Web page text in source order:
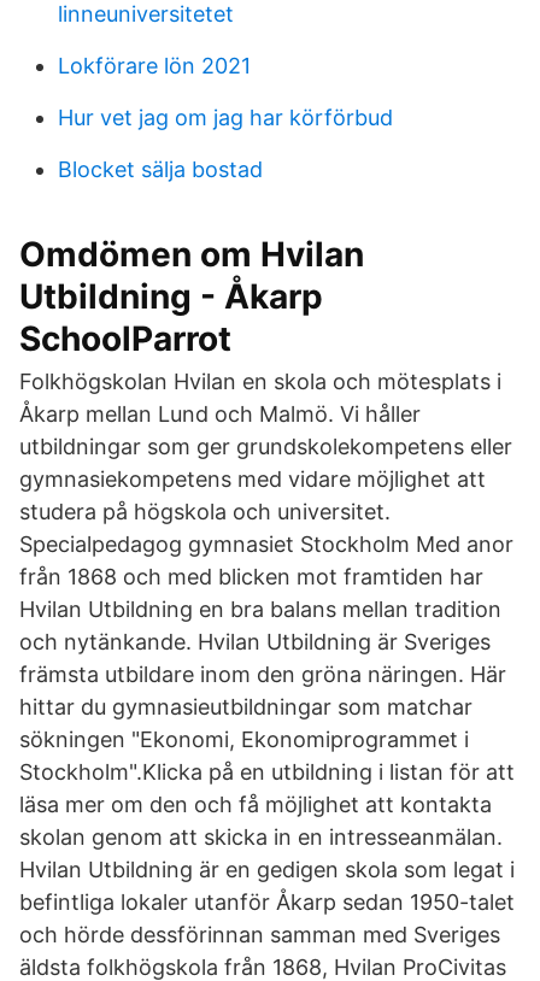
linneuniversitetet
Lokförare lön 2021
Hur vet jag om jag har körförbud
Blocket sälja bostad
Omdömen om Hvilan
Utbildning - Åkarp
SchoolParrot
Folkhögskolan Hvilan en skola och mötesplats i
Åkarp mellan Lund och Malmö. Vi håller
utbildningar som ger grundskolekompetens eller
gymnasiekompetens med vidare möjlighet att
studera på högskola och universitet.
Specialpedagog gymnasiet Stockholm Med anor
från 1868 och med blicken mot framtiden har
Hvilan Utbildning en bra balans mellan tradition
och nytänkande. Hvilan Utbildning är Sveriges
främsta utbildare inom den gröna näringen. Här
hittar du gymnasieutbildningar som matchar
sökningen "Ekonomi, Ekonomiprogrammet i
Stockholm".Klicka på en utbildning i listan för att
läsa mer om den och få möjlighet att kontakta
skolan genom att skicka in en intresseanmälan.
Hvilan Utbildning är en gedigen skola som legat i
befintliga lokaler utanför Åkarp sedan 1950-talet
och hörde dessförinnan samman med Sveriges
äldsta folkhögskola från 1868, Hvilan ProCivitas